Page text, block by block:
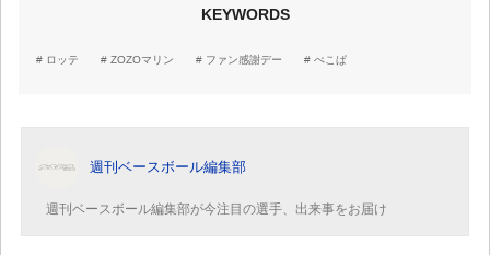
KEYWORDS
ロッテ ZOZOマリン ファン感謝デー ぺこぱ
週刊ベースボール編集部
週刊ベースボール編集部が今注目の選手、出来事をお届け